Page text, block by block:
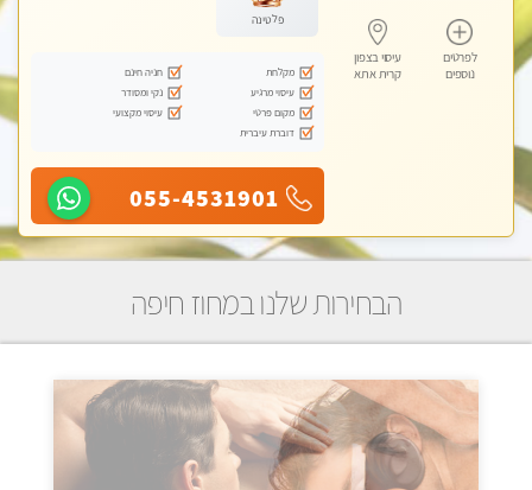
לפרטים
נוספים
עיסוי בצפון
קרית אתא
פלטינה
מקלחת
חניה חינם
עיסוי מרגיע
נקי ומסודר
מקום פרטי
עיסוי מקצועי
דוברת עיברית
055-4531901
הבחירות שלנו במחוז חיפה